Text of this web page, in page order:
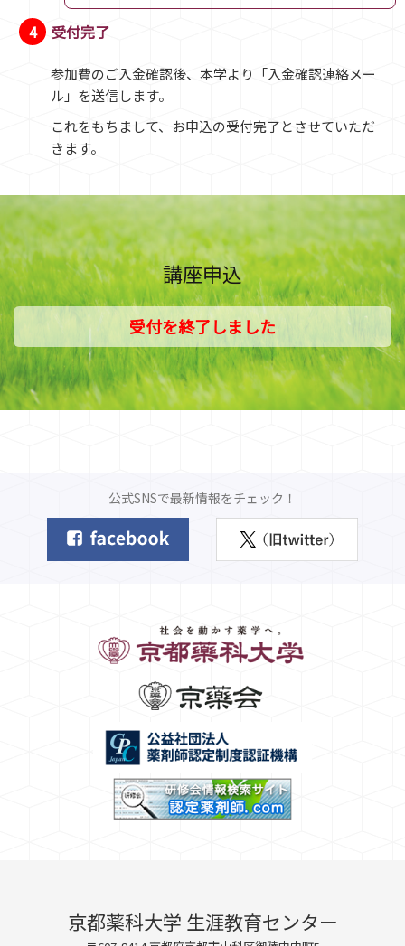
4 受付完了
参加費のご入金確認後、本学より「入金確認連絡メー
ル」を送信します。
これをもちまして、お申込の受付完了とさせていただ
きます。
講座申込
受付を終了しました
公式SNSで最新情報をチェック！
京都薬科大学 生涯教育センター